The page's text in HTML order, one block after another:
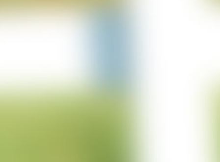
Projekt Perl Borg
Projekt Merzkirchen
05-03-2023